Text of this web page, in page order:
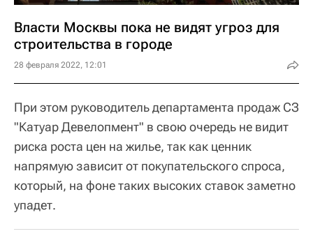
Власти Москвы пока не видят угроз для
строительства в городе
28 февраля 2022, 12:01
При этом руководитель департамента продаж СЗ
"Катуар Девелопмент" в свою очередь не видит
риска роста цен на жилье, так как ценник
напрямую зависит от покупательского спроса,
который, на фоне таких высоких ставок заметно
упадет.